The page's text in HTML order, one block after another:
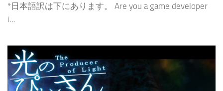
*日本語訳は下にあります。 Are you a game developer
i...